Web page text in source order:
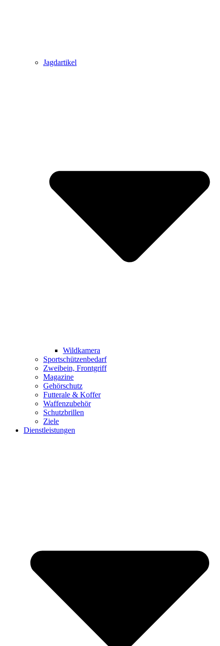
Jagdartikel
Wildkamera
Sportschützenbedarf
Zweibein, Frontgriff
Magazine
Gehörschutz
Futterale & Koffer
Waffenzubehör
Schutzbrillen
Ziele
Dienstleistungen